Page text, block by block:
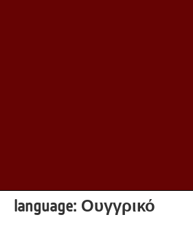
language: Ουγγρικό